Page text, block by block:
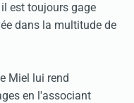
est toujours gage
dans la multitude de
Miel lui rend
en l'associant